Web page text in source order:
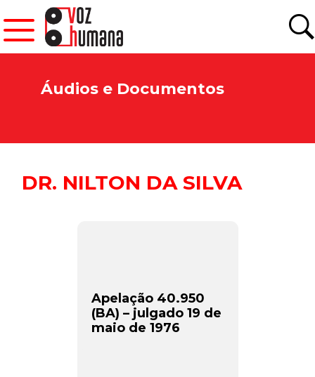
Áudios e Documentos
DR. NILTON DA SILVA
Apelação 40.950
(BA) – julgado 19 de
maio de 1976